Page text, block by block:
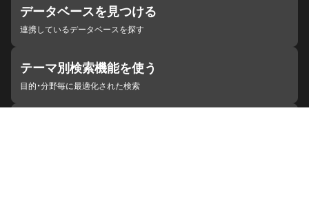
データベースを見つける
連携しているデータベースを探す
テーマ別検索機能を使う
目的・分野毎に最適化された検索